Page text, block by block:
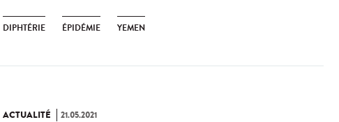
DIPHTÉRIE ÉPIDÉMIE YEMEN
ACTUALITÉ 21.05.2021